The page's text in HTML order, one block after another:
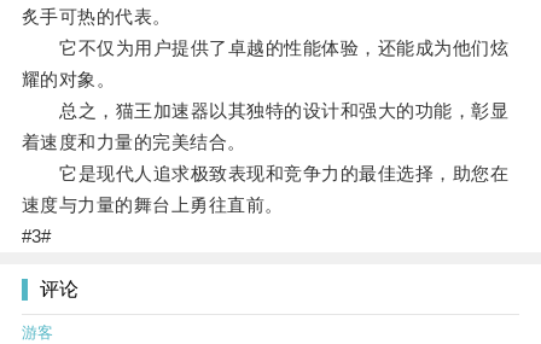
炙手可热的代表。
它不仅为用户提供了卓越的性能体验，还能成为他们炫
耀的对象。
总之，猫王加速器以其独特的设计和强大的功能，彰显
着速度和力量的完美结合。
它是现代人追求极致表现和竞争力的最佳选择，助您在
速度与力量的舞台上勇往直前。
#3#
评论
游客